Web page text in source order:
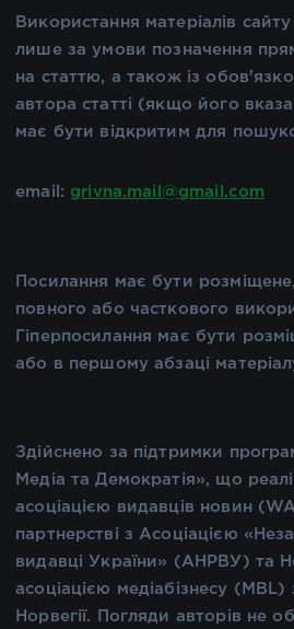
Використання матеріалів
лише за умови позначення
на статтю, а також із
автора статті (якщо його
має бути відкритим для
email: grivna.mail@gmail.com
Посилання має бути
повного або часткового
Гіперпосилання має бути
або в першому абзаці
Здійснено за підтримки
Медіа та Демократія», що
асоціацією видавців новин
партнерстві з Асоціацією
видавці України» (АНРВУ) та
асоціацією медіабізнесу (MBL)
Норвегії. Погляди авторів не